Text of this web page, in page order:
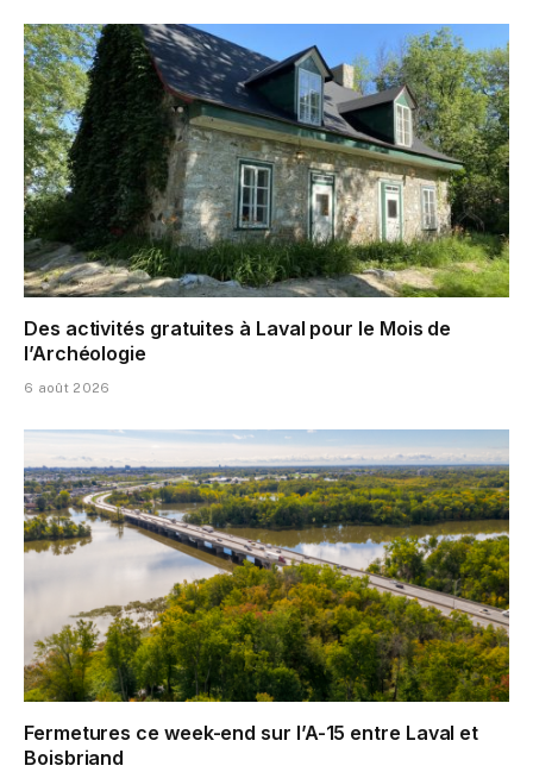
Des activités gratuites à Laval pour le Mois de
l’Archéologie
6 août 2026
Fermetures ce week-end sur l’A-15 entre Laval et
Boisbriand